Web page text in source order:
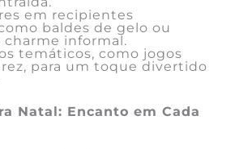
em recipientes
baldes de gelo ou
charme informal.
temáticos, como jogos
para um toque divertido
Natal: Encanto em Cada